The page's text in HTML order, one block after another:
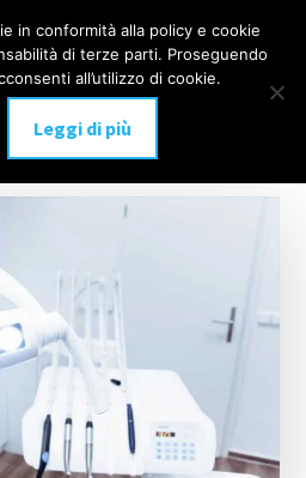
Menu
in conformità alla policy e cookie
di terze parti. Proseguendo
all’utilizzo di cookie.
Leggi di più